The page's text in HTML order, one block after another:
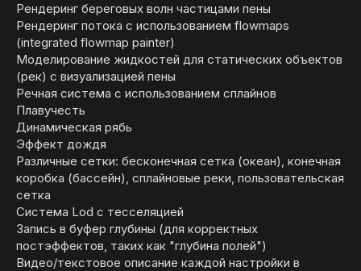
Рендеринг береговых волн частицами пены
Рендеринг потока с использованием flowmaps
(integrated flowmap painter)
Моделирование жидкостей для статических объектов
(рек) с визуализацией пены
Речная система с использованием сплайнов
Плавучесть
Динамическая рябь
Эффект дождя
Различные сетки: бесконечная сетка (океан), конечная
коробка (бассейн), сплайновые реки, пользовательская
сетка
Система Lod с тесселяцией
Запись в буфер глубины (для корректных
постэффектов, таких как "глубина полей")
Видео/текстовое описание каждой настройки в